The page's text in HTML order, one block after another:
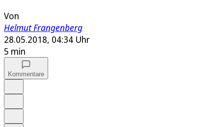
Von
Helmut Frangenberg
28.05.2018, 04:34 Uhr
5 min
Kommentare